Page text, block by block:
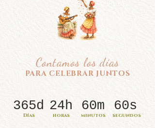
Contamos los días
PARA CELEBRAR JUNTOS
Días horas minutos segundos
365d 24h 60m 60s